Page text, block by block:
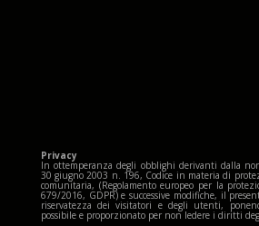
Privacy
In ottemperanza degli obblighi derivanti dalla
30 giugno 2003 n. 196, Codice in materia di
comunitaria, (Regolamento europeo per la
679/2016, GDPR) e successive modifiche, il
riservatezza dei visitatori e degli utenti,
possibile e proporzionato per non ledere i diritti